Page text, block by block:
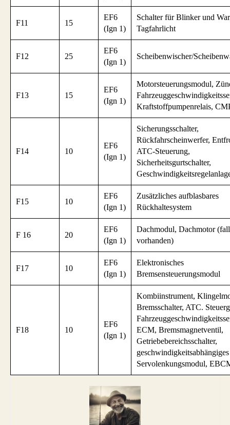
F11 15
EF6
(Ign 1)
Schalter für Blinker und
Tagfahrlicht
F12 25
EF6
(Ign 1)
Scheibenwischer/
F13 15
EF6
(Ign 1)
Motorsteuerungsmodul,
Kraftstoffpumpenrelais,
F14 10
EF6
(Ign 1)
Sicherungsschalter,
Rückfahrscheinwerfer,
ATC-Steuerung,
Sicherheitsgurtschalter,
F15 10
EF6
(Ign 1)
Zusätzliches aufblasbares
Rückhaltesystem
F 16 20
EF6
(Ign 1)
Dachmodul, Dachmotor
vorhanden)
F17 10
EF6
(Ign 1)
Elektronisches
Bremsensteuerungsmodul
F18 10
EF6
(Ign 1)
Kombiinstrument,
Bremsschalter, ATC.
ECM, Bremsmagnetventil,
Getriebebereichsschalter,
geschwindigkeitsabhängiges
Servolenkungsmodul,